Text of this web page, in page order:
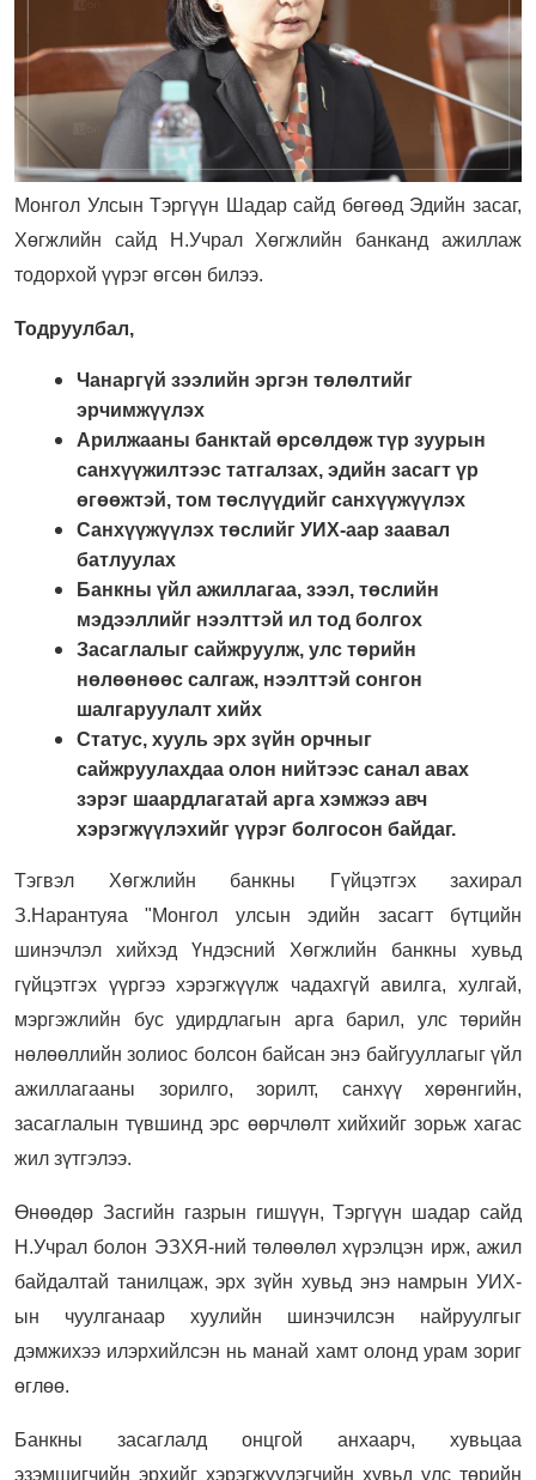
Монгол Улсын Тэргүүн Шадар сайд бөгөөд Эдийн засаг,
Хөгжлийн сайд Н.Учрал Хөгжлийн банканд ажиллаж
тодорхой үүрэг өгсөн билээ.
Тодруулбал,
Чанаргүй зээлийн эргэн төлөлтийг
эрчимжүүлэх
Арилжааны банктай өрсөлдөж түр зуурын
санхүүжилтээс татгалзах, эдийн засагт үр
өгөөжтэй, том төслүүдийг санхүүжүүлэх
Санхүүжүүлэх төслийг УИХ-аар заавал
батлуулах
Банкны үйл ажиллагаа, зээл, төслийн
мэдээллийг нээлттэй ил тод болгох
Засаглалыг сайжруулж, улс төрийн
нөлөөнөөс салгаж, нээлттэй сонгон
шалгаруулалт хийх
Статус, хууль эрх зүйн орчныг
сайжруулахдаа олон нийтээс санал авах
зэрэг шаардлагатай арга хэмжээ авч
хэрэгжүүлэхийг үүрэг болгосон байдаг.
Тэгвэл Хөгжлийн банкны Гүйцэтгэх захирал
З.Нарантуяа "Монгол улсын эдийн засагт бүтцийн
шинэчлэл хийхэд Үндэсний Хөгжлийн банкны хувьд
гүйцэтгэх үүргээ хэрэгжүүлж чадахгүй авилга, хулгай,
мэргэжлийн бус удирдлагын арга барил, улс төрийн
нөлөөллийн золиос болсон байсан энэ байгууллагыг үйл
ажиллагааны зорилго, зорилт, санхүү хөрөнгийн,
засаглалын түвшинд эрс өөрчлөлт хийхийг зорьж хагас
жил зүтгэлээ.
Өнөөдөр Засгийн газрын гишүүн, Тэргүүн шадар сайд
Н.Учрал болон ЭЗХЯ-ний төлөөлөл хүрэлцэн ирж, ажил
байдалтай танилцаж, эрх зүйн хувьд энэ намрын УИХ-
ын чуулганаар хуулийн шинэчилсэн найруулгыг
дэмжихээ илэрхийлсэн нь манай хамт олонд урам зориг
өглөө.
Банкны засаглалд онцгой анхаарч, хувьцаа
эзэмшигчийн эрхийг хэрэгжүүлэгчийн хувьд улс төрийн